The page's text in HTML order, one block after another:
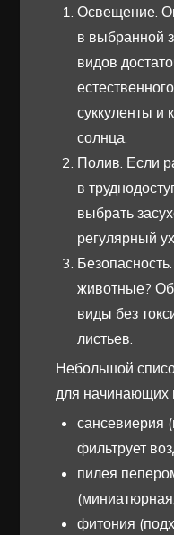
Освещение.
в выбранной
видов
суккуленты и
солнца.
Полив. Если
в
выбрать
регулярный
животные?
виды без
листьев.
Небольшой
для начинающих
сансевиерия
фильтрует
пилея
фитония